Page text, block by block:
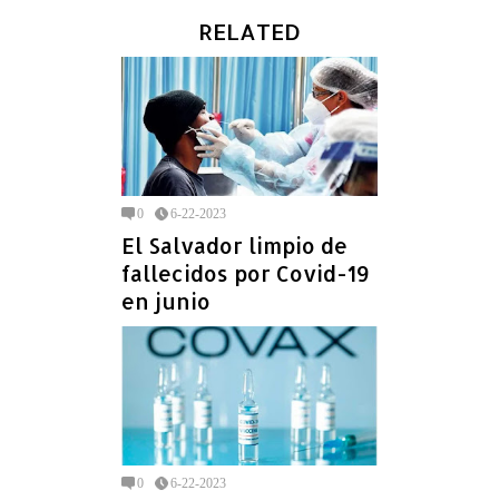
RELATED
0 6-22-2023
El Salvador limpio de
fallecidos por Covid-19
en junio
0 6-22-2023